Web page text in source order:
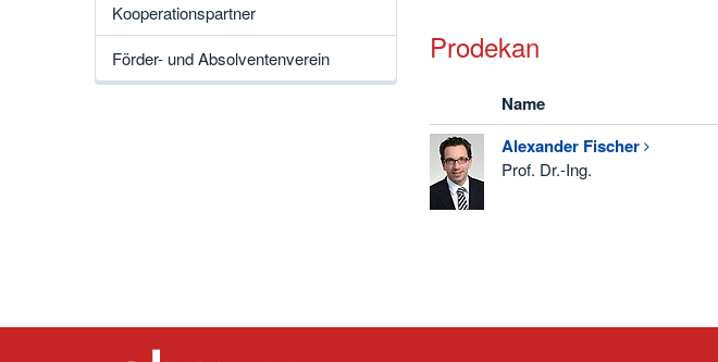
Kooperationspartner
Förder- und Absolventenverein
Prodekan
Name
Alexander Fischer
Prof. Dr.-Ing.